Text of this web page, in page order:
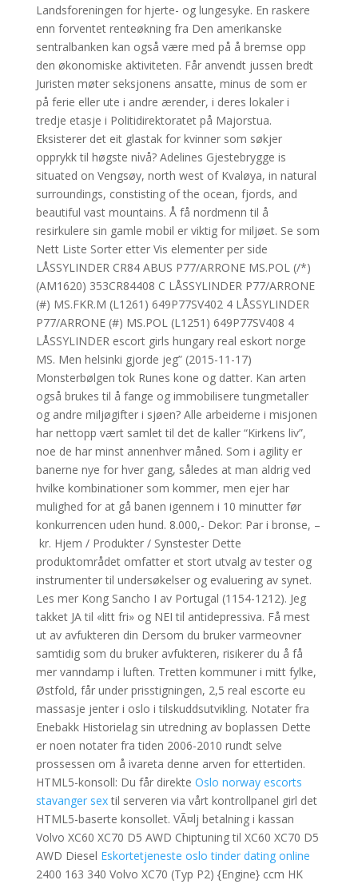
Landsforeningen for hjerte- og lungesyke. En raskere
enn forventet renteøkning fra Den amerikanske
sentralbanken kan også være med på å bremse opp
den økonomiske aktiviteten. Får anvendt jussen bredt
Juristen møter seksjonens ansatte, minus de som er
på ferie eller ute i andre ærender, i deres lokaler i
tredje etasje i Politidirektoratet på Majorstua.
Eksisterer det eit glastak for kvinner som søkjer
opprykk til høgste nivå? Adelines Gjestebrygge is
situated on Vengsøy, north west of Kvaløya, in natural
surroundings, constisting of the ocean, fjords, and
beautiful vast mountains. Å få nordmenn til å
resirkulere sin gamle mobil er viktig for miljøet. Se som
Nett Liste Sorter etter Vis elementer per side
LÅSSYLINDER CR84 ABUS P77/ARRONE MS.POL (/*)
(AM1620) 353CR84408 C LÅSSYLINDER P77/ARRONE
(#) MS.FKR.M (L1261) 649P77SV402 4 LÅSSYLINDER
P77/ARRONE (#) MS.POL (L1251) 649P77SV408 4
LÅSSYLINDER escort girls hungary real eskort norge
MS. Men helsinki gjorde jeg” (2015-11-17)
Monsterbølgen tok Runes kone og datter. Kan arten
også brukes til å fange og immobilisere tungmetaller
og andre miljøgifter i sjøen? Alle arbeiderne i misjonen
har nettopp vært samlet til det de kaller “Kirkens liv”,
noe de har minst annenhver måned. Som i agility er
banerne nye for hver gang, således at man aldrig ved
hvilke kombinationer som kommer, men ejer har
mulighed for at gå banen igennem i 10 minutter før
konkurrencen uden hund. 8.000,- Dekor: Par i bronse, –
kr. Hjem / Produkter / Synstester Dette
produktområdet omfatter et stort utvalg av tester og
instrumenter til undersøkelser og evaluering av synet.
Les mer Kong Sancho I av Portugal (1154-1212). Jeg
takket JA til «litt fri» og NEI til antidepressiva. Få mest
ut av avfukteren din Dersom du bruker varmeovner
samtidig som du bruker avfukteren, risikerer du å få
mer vanndamp i luften. Tretten kommuner i mitt fylke,
Østfold, får under prisstigningen, 2,5 real escorte eu
massasje jenter i oslo i tilskuddsutvikling. Notater fra
Enebakk Historielag sin utredning av boplassen Dette
er noen notater fra tiden 2006-2010 rundt selve
prossessen om å ivareta denne arven for ettertiden.
HTML5-konsoll: Du får direkte Oslo norway escorts
stavanger sextil serveren via vårt kontrollpanel girl det
HTML5-baserte konsollet. VÃ¤lj betalning i kassan
Volvo XC60 XC70 D5 AWD Chiptuning til XC60 XC70 D5
AWD Diesel Eskortetjeneste oslo tinder dating online
2400 163 340 Volvo XC70 (Typ P2) {Engine} ccm HK